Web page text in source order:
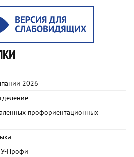
2026
профориентационных
Профи